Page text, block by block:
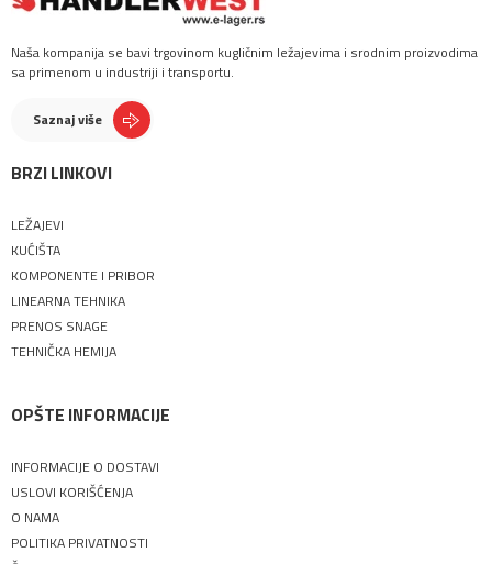
Zašto je SKF dobar izbor
Naša kompanija se bavi trgovinom kugličnim ležajevima i srodnim proizvodima
sa primenom u industriji i transportu.
Saznaj više
BRZI LINKOVI
LEŽAJEVI
KUĆIŠTA
KOMPONENTE I PRIBOR
LINEARNA TEHNIKA
PRENOS SNAGE
TEHNIČKA HEMIJA
OPŠTE INFORMACIJE
INFORMACIJE O DOSTAVI
USLOVI KORIŠĆENJA
O NAMA
POLITIKA PRIVATNOSTI